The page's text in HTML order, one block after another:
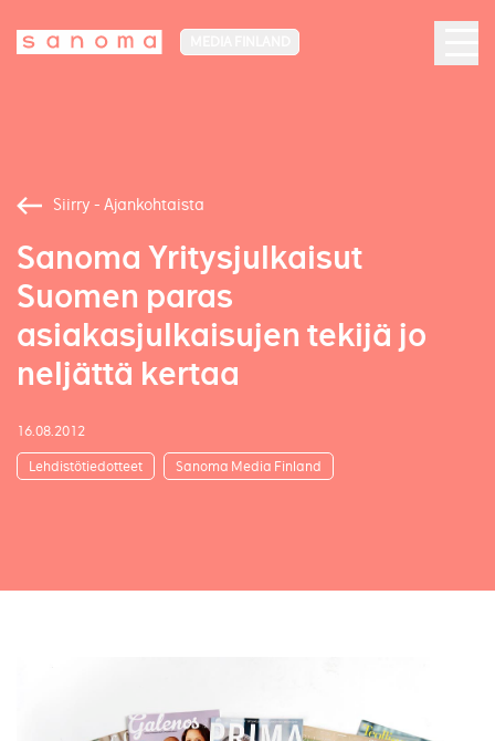
Siirry - Ajankohtaista
Sanoma Yritysjulkaisut
Suomen paras
asiakasjulkaisujen tekijä jo
neljättä kertaa
16.08.2012
Lehdistötiedotteet Sanoma Media Finland